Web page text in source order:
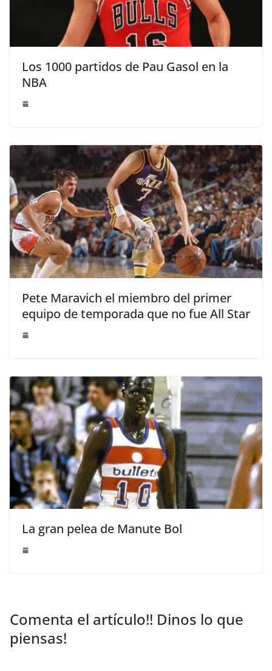
Los 1000 partidos de Pau Gasol en la
NBA
Pete Maravich el miembro del primer
equipo de temporada que no fue All Star
La gran pelea de Manute Bol
Comenta el artículo!! Dinos lo que
piensas!